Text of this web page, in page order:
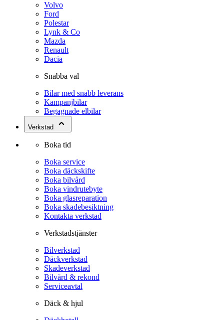
Volvo
Ford
Polestar
Lynk & Co
Mazda
Renault
Dacia
Snabba val
Bilar med snabb leverans
Kampanjbilar
Begagnade elbilar
Verkstad
Boka tid
Boka service
Boka däckskifte
Boka bilvård
Boka vindrutebyte
Boka glasreparation
Boka skadebesiktning
Kontakta verkstad
Verkstadstjänster
Bilverkstad
Däckverkstad
Skadeverkstad
Bilvård & rekond
Serviceavtal
Däck & hjul